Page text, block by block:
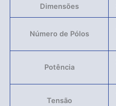
Dimensões
Número de Pólos
Potência
Tensão